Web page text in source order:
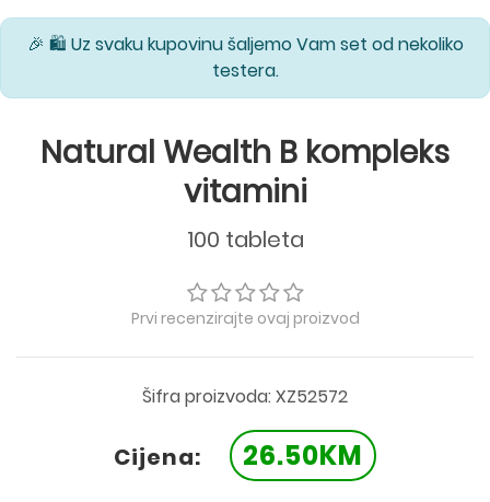
🎉 🛍️ Uz svaku kupovinu šaljemo Vam set od nekoliko
testera.
Natural Wealth B kompleks
vitamini
100 tableta
Prvi recenzirajte ovaj proizvod
Šifra proizvoda: XZ52572
Cijena: 26.50KM